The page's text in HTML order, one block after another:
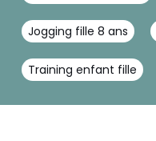
Jogging fille 8 ans
Training enfant fille